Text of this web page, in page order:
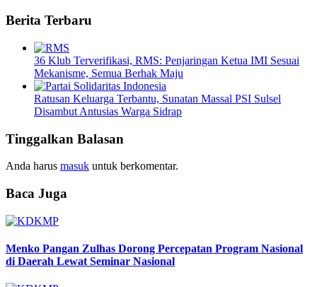
Berita Terbaru
36 Klub Terverifikasi, RMS: Penjaringan Ketua IMI Sesuai
Mekanisme, Semua Berhak Maju
Ratusan Keluarga Terbantu, Sunatan Massal PSI Sulsel
Disambut Antusias Warga Sidrap
Tinggalkan Balasan
Anda harus masuk untuk berkomentar.
Baca Juga
Menko Pangan Zulhas Dorong Percepatan Program Nasional
di Daerah Lewat Seminar Nasional